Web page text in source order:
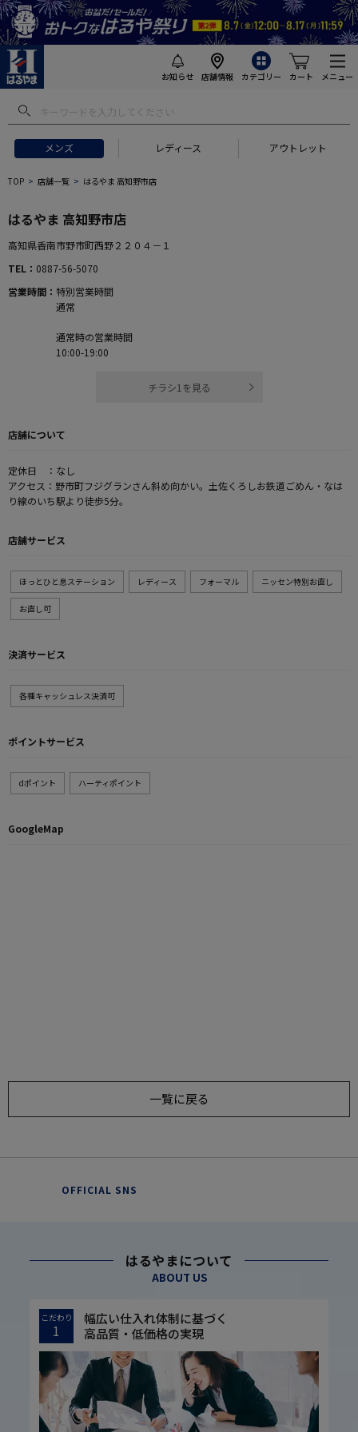
お知らせ 店舗情報 カテゴリー カート メニュー
メンズ レディース アウトレット
TOP 店舗一覧 はるやま 高知野市店
はるやま 高知野市店
高知県香南市野市町西野２２０４－１
TEL
0887-56-5070
営業時間
特別営業時間
通常
通常時の営業時間
10:00-19:00
チラシ1を見る
店舗について
定休日 ：なし
アクセス：野市町フジグランさん斜め向かい。土佐くろしお鉄道ごめん・なは
り線のいち駅より徒歩5分。
店舗サービス
ほっとひと息ステーション レディース フォーマル ニッセン特別お直し
お直し可
決済サービス
各種キャッシュレス決済可
ポイントサービス
dポイント ハーティポイント
GoogleMap
一覧に戻る
OFFICIAL SNS
はるやまについて
ABOUT US
こだわり
1
幅広い仕入れ体制に基づく
高品質・低価格の実現